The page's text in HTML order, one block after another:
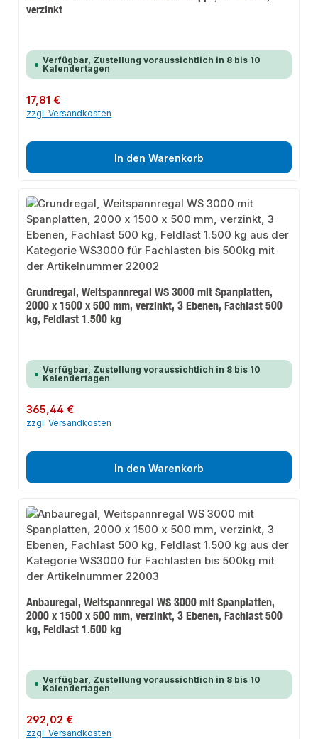
verzinkt
Verfügbar, Zustellung voraussichtlich in 8 bis 10
Kalendertagen
Regulärer Preis:
17,81 €
zzgl. Versandkosten
In den Warenkorb
Grundregal, Weitspannregal WS 3000 mit Spanplatten,
2000 x 1500 x 500 mm, verzinkt, 3 Ebenen, Fachlast 500
kg, Feldlast 1.500 kg
Verfügbar, Zustellung voraussichtlich in 8 bis 10
Kalendertagen
Regulärer Preis:
365,44 €
zzgl. Versandkosten
In den Warenkorb
Anbauregal, Weitspannregal WS 3000 mit Spanplatten,
2000 x 1500 x 500 mm, verzinkt, 3 Ebenen, Fachlast 500
kg, Feldlast 1.500 kg
Verfügbar, Zustellung voraussichtlich in 8 bis 10
Kalendertagen
Regulärer Preis:
292,02 €
zzgl. Versandkosten